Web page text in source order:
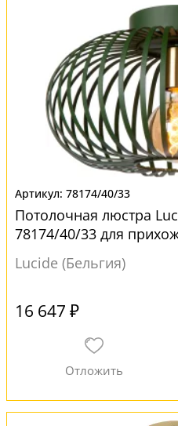
78174/40/33
Потолочная люстра
78174/40/33 для
Lucide (Бельгия)
16 647 ₽